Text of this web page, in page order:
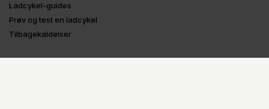
Ladcykel-guides
Prøv og test en ladcykel
Tilbagekaldelser